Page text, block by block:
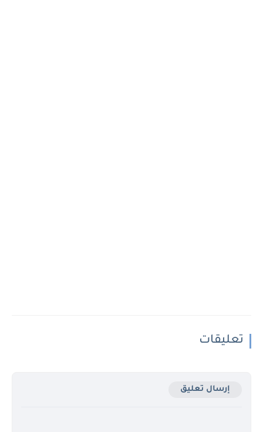
تعليقات
إرسال تعليق